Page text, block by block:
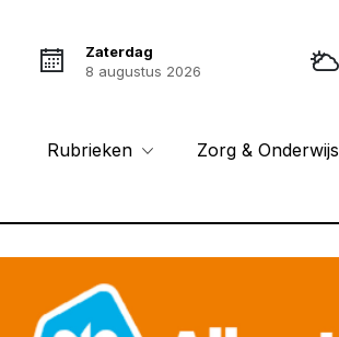
Zaterdag
8 augustus 2026
Rubrieken Zorg & Onderwijs